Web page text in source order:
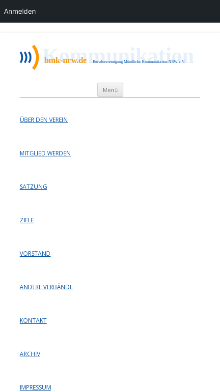
bmk nrw
Berufsvereinigung Mündliche Kommunikation NRW e.V.
Menü Zum Inhalt springen
ÜBER DEN VEREIN
MITGLIED WERDEN
SATZUNG
ZIELE
VORSTAND
ANDERE VERBÄNDE
KONTAKT
ARCHIV
IMPRESSUM
Anmelden